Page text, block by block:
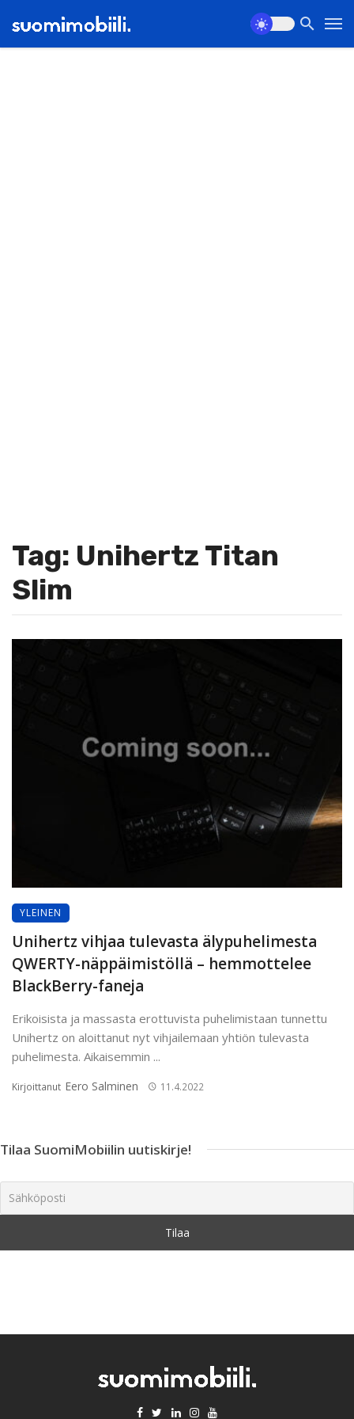
Tag: Unihertz Titan
Slim
YLEINEN
Unihertz vihjaa tulevasta älypuhelimesta
QWERTY-näppäimistöllä – hemmottelee
BlackBerry-faneja
Erikoisista ja massasta erottuvista puhelimistaan tunnettu
Unihertz on aloittanut nyt vihjailemaan yhtiön tulevasta
puhelimesta. Aikaisemmin ...
Kirjoittanut Eero Salminen 11.4.2022
Tilaa SuomiMobiilin uutiskirje!